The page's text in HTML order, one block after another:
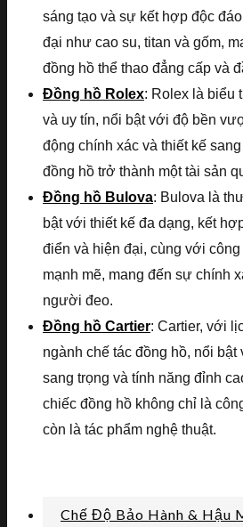
sáng tạo và sự kết hợp độc
đại như cao su, titan và gốm,
đồng hồ thể thao đẳng cấp và
Đồng hồ Rolex: Rolex là biểu
và uy tín, nổi bật với độ bền
động chính xác và thiết kế
đồng hồ trở thành một tài sản
Đồng hồ Bulova: Bulova là
bật với thiết kế đa dạng, kết
điển và hiện đại, cùng với
mạnh mẽ, mang đến sự chính
người đeo.
Đồng hồ Cartier: Cartier, với
ngành chế tác đồng hồ, nổi bật
sang trọng và tính năng đỉnh
chiếc đồng hồ không chỉ là
còn là tác phẩm nghệ thuật.
Chế Độ Bảo Hành & Hậu